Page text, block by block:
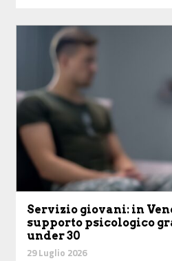
Servizio giovani: in
supporto psicologico
under 30
29 Luglio 2026